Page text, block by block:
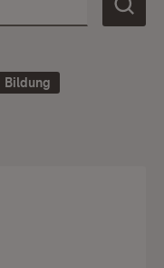
Bildung